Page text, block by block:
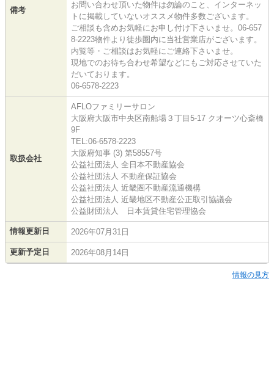
備考
お問い合わせ頂いた物件は勿論のこと、インターネッ
トに掲載していないオススメ物件多数ございます。
ご相談も含めお気軽にお申し付け下さいませ。06-657
8-2223物件より徒歩圏内に当社営業店がございます。
内覧等・ご相談はお気軽にご連絡下さいませ。
現地でのお待ち合わせ希望などにもご対応させていた
だいております。
06-6578-2223
取扱会社
AFLOファミリーサロン
大阪府大阪市中央区南船場３丁目5-17 クオーツ心斎橋
9F
TEL:06-6578-2223
大阪府知事 (3) 第58557号
公益社団法人 全日本不動産協会
公益社団法人 不動産保証協会
公益社団法人 近畿圏不動産流通機構
公益社団法人 近畿地区不動産公正取引協議会
公益財団法人 日本賃貸住宅管理協会
情報更新日 2026年07月31日
更新予定日 2026年08月14日
情報の見方